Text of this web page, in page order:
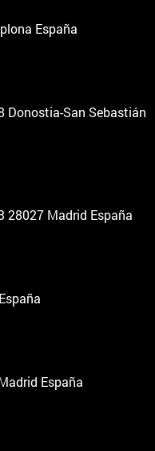
España
Donostia-San Sebastián
28027 Madrid España
España